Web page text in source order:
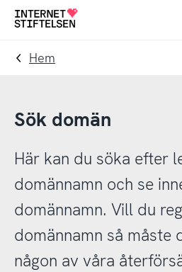
Till
navigering
Till
innehåll
Till
Hem
Sök domän
Här kan du söka efter
domännamn och se
domännamn. Vill du
domännamn så måste
någon av våra